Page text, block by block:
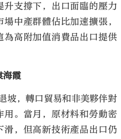
支撐下，出口面臨的壓力
中產群體佔比加速擴張，
為高附加值消費品出口提供
海霞
坡，轉口貿易和非美夥伴對
用。當月，原材料和勞動密
滑，但高新技術產品出口仍